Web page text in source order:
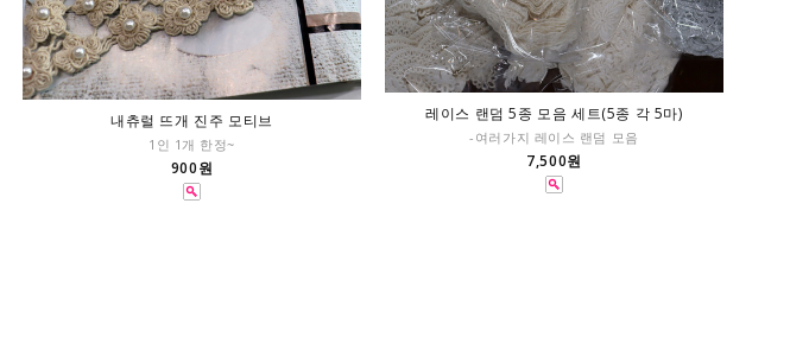
내츄럴 뜨개 진주 모티브
1인 1개 한정~
900원
레이스 랜덤 5종 모음 세트(5종 각 5마)
-여러가지 레이스 랜덤 모음
7,500원